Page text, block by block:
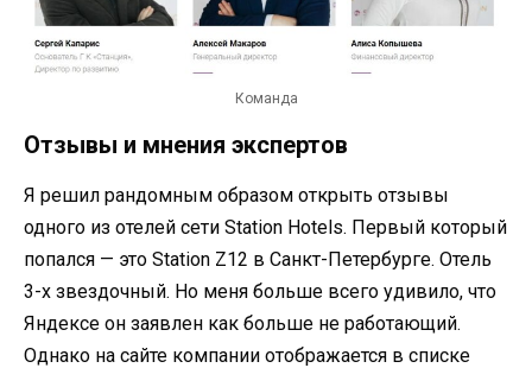
Команда
Отзывы и мнения экспертов
Я решил рандомным образом открыть отзывы
одного из отелей сети Station Hotels. Первый который
попался — это Station Z12 в Санкт-Петербурге. Отель
3-х звездочный. Но меня больше всего удивило, что
Яндексе он заявлен как больше не работающий.
Однако на сайте компании отображается в списке